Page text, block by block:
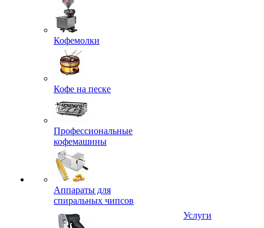
Кофемолки
Кофе на песке
Профессиональные
кофемашины
Аппараты для
спиральных чипсов
Услуги